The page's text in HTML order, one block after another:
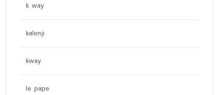
k way
kalenji
kway
le pape